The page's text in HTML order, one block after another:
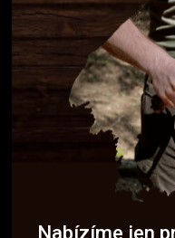
Nabízíme jen